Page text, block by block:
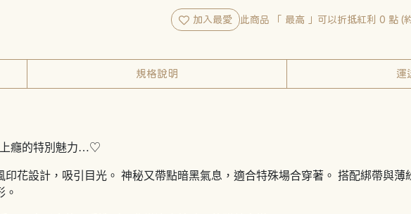
加入最愛 此商品 「 最高 」可以折抵紅利 0 點 (
規格說明 運
上癮的特別魅力…♡
印花設計，吸引目光。 神秘又帶點暗黑氣息，適合特殊場合穿著。 搭配綁帶與
。